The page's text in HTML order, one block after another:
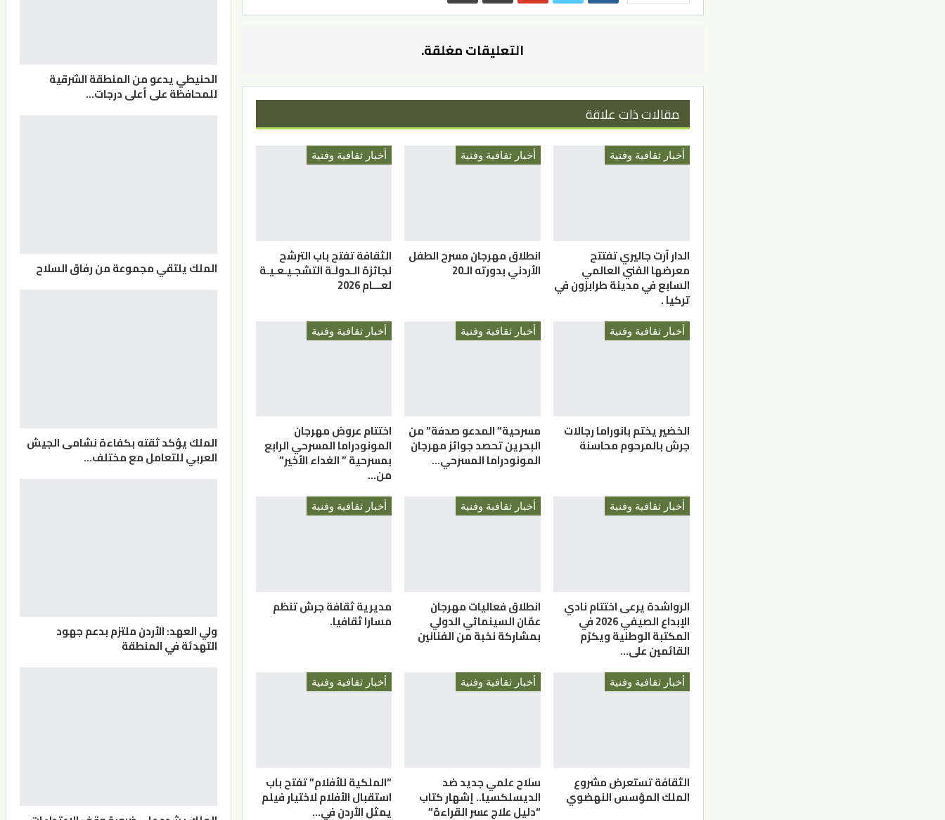
التعليقات مغلقة.
مقالات ذات علاقة
أخبار ثقافية وفنية
الدار آرت جاليري تفتتح
معرضها الفني العالمي
السابع في مدينة طرابزون في
تركيا .
أخبار ثقافية وفنية
انطلاق مهرجان مسرح الطفل
الأردني بدورته الـ20
أخبار ثقافية وفنية
الثقافة تفتح باب الترشح
لجائزة الـدولـة التشجـيـعـيـة
لعـــام 2026
أخبار ثقافية وفنية
الخضير يختم بانوراما رجالات
جرش بالمرحوم محاسنة
أخبار ثقافية وفنية
مسرحية” المدعو صدفة” من
البحرين تحصد جوائز مهرجان
المونودراما المسرحي…
أخبار ثقافية وفنية
اختتام عروض مهرجان
المونودراما المسرحي الرابع
بمسرحية ” الغداء الأخير”
من…
أخبار ثقافية وفنية
الرواشدة يرعى اختتام نادي
الإبداع الصيفي 2026 في
المكتبة الوطنية ويكرّم
القائمين على…
أخبار ثقافية وفنية
انطلاق فعاليات مهرجان
عمّان السينمائي الدولي
بمشاركة نخبة من الفنانين
أخبار ثقافية وفنية
مديرية ثقافة جرش تنظم
مسارا ثقافيا.
أخبار ثقافية وفنية
الثقافة تستعرض مشروع
الملك المؤسس النهضوي
أخبار ثقافية وفنية
سلاح علمي جديد ضد
الديسلكسيا.. إشهار كتاب
“دليل علاج عسر القراءة”
أخبار ثقافية وفنية
“الملكية للأفلام” تفتح باب
استقبال الأفلام لاختيار فيلم
يمثل الأردن في…
الحنيطي يدعو من المنطقة الشرقية
للمحافظة على أعلى درجات…
الملك يلتقي مجموعة من رفاق السلاح
الملك يؤكد ثقته بكفاءة نشامى الجيش
العربي للتعامل مع مختلف…
ولي العهد: الأردن ملتزم بدعم جهود
التهدئة في المنطقة